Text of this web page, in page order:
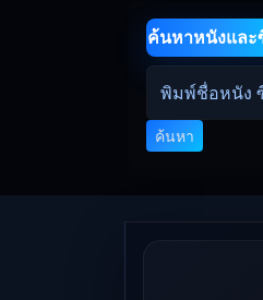
ค้นหาหนังและ
ค้นหา